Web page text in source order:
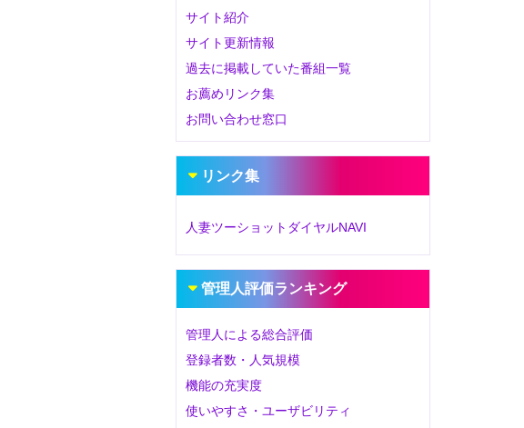
サイト紹介
サイト更新情報
過去に掲載していた番組一覧
お薦めリンク集
お問い合わせ窓口
リンク集
人妻ツーショットダイヤルNAVI
管理人評価ランキング
管理人による総合評価
登録者数・人気規模
機能の充実度
使いやすさ・ユーザビリティ